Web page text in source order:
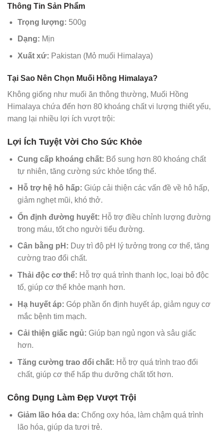
Thông Tin Sản Phẩm
Trọng lượng: 500g
Dạng: Mịn
Xuất xứ: Pakistan (Mỏ muối Himalaya)
Tại Sao Nên Chọn Muối Hồng Himalaya?
Không giống như muối ăn thông thường, Muối Hồng
Himalaya chứa đến hơn 80 khoáng chất vi lượng thiết yếu,
mang lại nhiều lợi ích vượt trội:
Lợi Ích Tuyệt Vời Cho Sức Khỏe
Cung cấp khoáng chất: Bổ sung hơn 80 khoáng chất
tự nhiên, tăng cường sức khỏe tổng thể.
Hỗ trợ hệ hô hấp: Giúp cải thiện các vấn đề về hô hấp,
giảm nghẹt mũi, khó thở.
Ổn định đường huyết: Hỗ trợ điều chỉnh lượng đường
trong máu, tốt cho người tiểu đường.
Cân bằng pH: Duy trì độ pH lý tưởng trong cơ thể, tăng
cường trao đổi chất.
Thải độc cơ thể: Hỗ trợ quá trình thanh lọc, loại bỏ độc
tố, giúp cơ thể khỏe mạnh hơn.
Hạ huyết áp: Góp phần ổn định huyết áp, giảm nguy cơ
mắc bệnh tim mạch.
Cải thiện giấc ngủ: Giúp bạn ngủ ngon và sâu giấc
hơn.
Tăng cường trao đổi chất: Hỗ trợ quá trình trao đổi
chất, giúp cơ thể hấp thu dưỡng chất tốt hơn.
Công Dụng Làm Đẹp Vượt Trội
Giảm lão hóa da: Chống oxy hóa, làm chậm quá trình
lão hóa, giúp da tươi trẻ.